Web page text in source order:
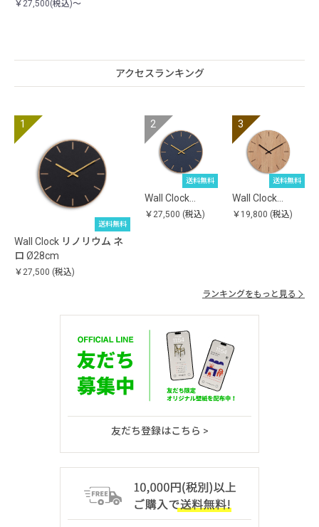
￥27,500(税込)～
アクセスランキング
送料無料
Wall Clock リノリウム ネ
ロ Ø28cm
￥27,500 (税込)
送料無料
Wall Clock…
￥27,500 (税込)
送料無料
Wall Clock…
￥19,800 (税込)
ランキングをもっと見る
友だち登録はこちら >